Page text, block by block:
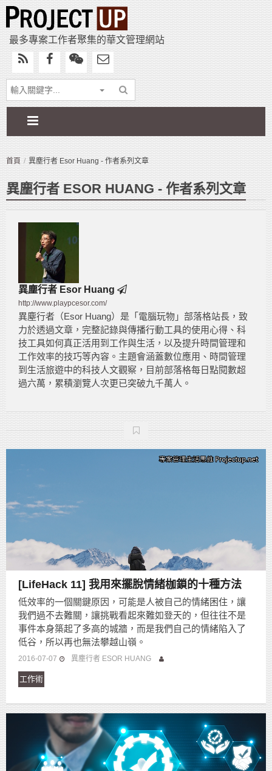
最多專案工作者聚集的華文管理網站
首頁 異塵行者 Esor Huang - 作者系列文章
異塵行者 ESOR HUANG - 作者系列文章
異塵行者 Esor Huang
http://www.playpcesor.com/
異塵行者（Esor Huang）是「電腦玩物」部落格站長，致
力於透過文章，完整記錄與傳播行動工具的使用心得、科
技工具如何真正活用到工作與生活，以及提升時間管理和
工作效率的技巧等內容。主題會涵蓋數位應用、時間管理
到生活旅遊中的科技人文觀察，目前部落格每日點閱數超
過六萬，累積瀏覽人次更已突破九千萬人。
[LifeHack 11] 我用來擺脫情緒枷鎖的十種方法
低效率的一個關鍵原因，可能是人被自己的情緒困住，讓
我們過不去難關，讓挑戰看起來難如登天的，但往往不是
事件本身築起了多高的城牆，而是我們自己的情緒陷入了
低谷，所以再也無法攀越山嶺。
2016-07-07 異塵行者 ESOR HUANG
工作術